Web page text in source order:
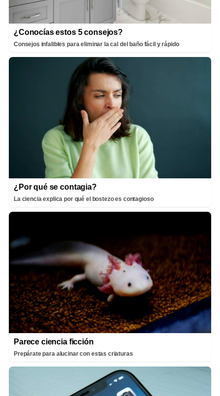
¿Conocías estos 5 consejos?
Consejos infalibles para eliminar la cal del baño fácil y rápido
¿Por qué se contagia?
La ciencia explica por qué el bostezo es contagioso
Parece ciencia ficción
Prepárate para alucinar con estas criaturas